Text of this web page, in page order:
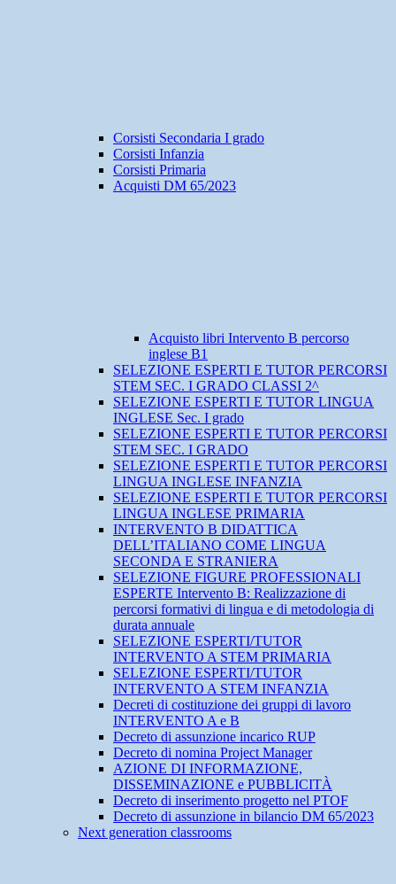
Corsisti Secondaria I grado
Corsisti Infanzia
Corsisti Primaria
Acquisti DM 65/2023
Acquisto libri Intervento B percorso
inglese B1
SELEZIONE ESPERTI E TUTOR PERCORSI
STEM SEC. I GRADO CLASSI 2^
SELEZIONE ESPERTI E TUTOR LINGUA
INGLESE Sec. I grado
SELEZIONE ESPERTI E TUTOR PERCORSI
STEM SEC. I GRADO
SELEZIONE ESPERTI E TUTOR PERCORSI
LINGUA INGLESE INFANZIA
SELEZIONE ESPERTI E TUTOR PERCORSI
LINGUA INGLESE PRIMARIA
INTERVENTO B DIDATTICA
DELL’ITALIANO COME LINGUA
SECONDA E STRANIERA
SELEZIONE FIGURE PROFESSIONALI
ESPERTE Intervento B: Realizzazione di
percorsi formativi di lingua e di metodologia di
durata annuale
SELEZIONE ESPERTI/TUTOR
INTERVENTO A STEM PRIMARIA
SELEZIONE ESPERTI/TUTOR
INTERVENTO A STEM INFANZIA
Decreti di costituzione dei gruppi di lavoro
INTERVENTO A e B
Decreto di assunzione incarico RUP
Decreto di nomina Project Manager
AZIONE DI INFORMAZIONE,
DISSEMINAZIONE e PUBBLICITÀ
Decreto di inserimento progetto nel PTOF
Decreto di assunzione in bilancio DM 65/2023
Next generation classrooms